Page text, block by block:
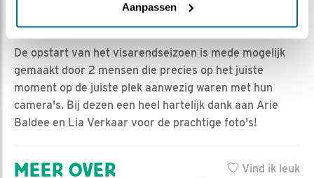
Aanpassen
MET EEN SPECIAAL DANKWOORD TOE
De opstart van het visarendseizoen is mede mogelijk
gemaakt door 2 mensen die precies op het juiste
moment op de juiste plek aanwezig waren met hun
camera's. Bij dezen een heel hartelijk dank aan Arie
Baldee en Lia Verkaar voor de prachtige foto's!
Vind ik leuk
MEER OVER